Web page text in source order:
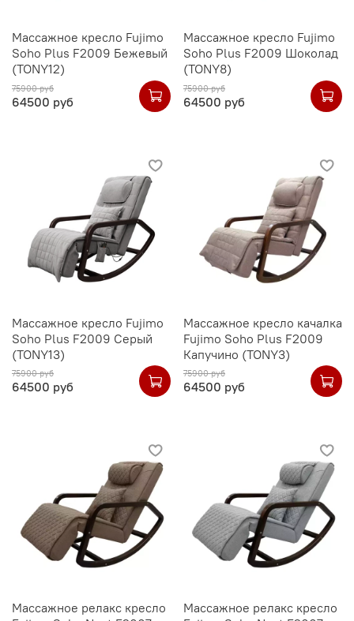
Массажное кресло Fujimo
Soho Plus F2009 Бежевый
(TONY12)
75900 руб
64500 руб
Массажное кресло Fujimo
Soho Plus F2009 Шоколад
(TONY8)
75900 руб
64500 руб
Массажное кресло Fujimo
Soho Plus F2009 Серый
(TONY13)
75900 руб
64500 руб
Массажное кресло качалка
Fujimo Soho Plus F2009
Капучино (TONY3)
75900 руб
64500 руб
Массажное релакс кресло
Массажное релакс кресло